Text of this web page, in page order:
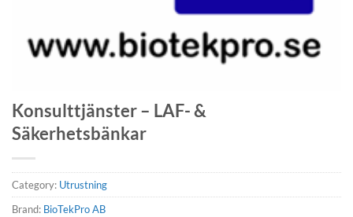
Konsulttjänster – LAF- &
Säkerhetsbänkar
Category: Utrustning
Brand: BioTekPro AB